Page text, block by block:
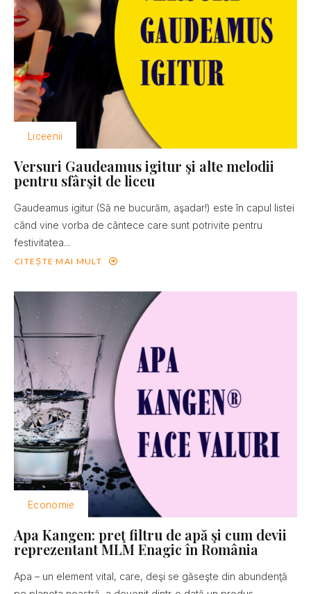
Liceenii
Versuri Gaudeamus igitur şi alte melodii
pentru sfârşit de liceu
Gaudeamus igitur (Să ne bucurăm, aşadar!) este în capul listei
când vine vorba de cântece care sunt potrivite pentru
festivitatea...
CITEȘTE MAI MULT
Economie
Apa Kangen: preţ filtru de apă şi cum devii
reprezentant MLM Enagic în România
Apa – un element vital, care, deşi se găseşte din abundenţă